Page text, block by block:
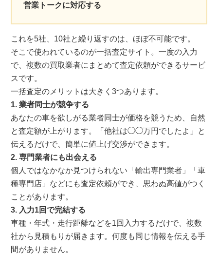
営業トークに対応する
これを5社、10社と繰り返すのは、ほぼ不可能です。
そこで使われているのが一括査定サイト。一度の入力
で、複数の買取業者にまとめて査定依頼ができるサービ
スです。
一括査定のメリットは大きく3つあります。
1. 業者同士が競争する
あなたの車を欲しがる業者同士が価格を競うため、自然
と査定額が上がります。「他社は◯◯万円でしたよ」と
伝えるだけで、簡単に値上げ交渉ができます。
2. 専門業者にも出会える
個人ではなかなか見つけられない「輸出専門業者」「車
種専門店」などにも査定依頼ができ、思わぬ高値がつく
ことがあります。
3. 入力1回で完結する
車種・年式・走行距離などを1回入力するだけで、複数
社から見積もりが届きます。何度も同じ情報を伝える手
間がありません。